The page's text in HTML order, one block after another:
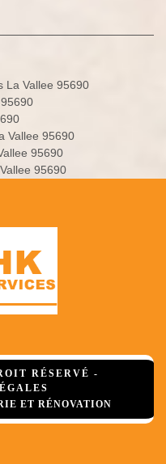
La Vallee 95690
Vallee 95690
95690
95690
RÉSERVÉ -
ET RÉNOVATION